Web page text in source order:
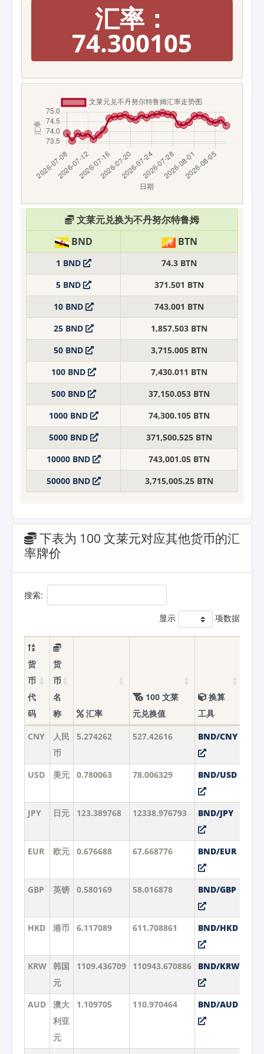
汇率：
74.300105
文莱元兑换为不丹努尔特鲁姆
BND
BTN
1 BND
74.3 BTN
5 BND
371.501 BTN
10 BND
743.001 BTN
25 BND
1,857.503 BTN
50 BND
3,715.005 BTN
100 BND
7,430.011 BTN
500 BND
37,150.053 BTN
1000 BND
74,300.105 BTN
5000 BND
371,500.525 BTN
10000 BND
743,001.05 BTN
50000 BND
3,715,005.25 BTN
下表为 100 文莱元对应其他货币的汇
率牌价
搜索:
显示 项数据
货
币
代
码
货
币
名
称
汇率
100 文莱
元兑换值
换算
工具
CNY
人民
币
5.274262 527.42616 BND/CNY
USD 美元 0.780063 78.006329 BND/USD
JPY 日元 123.389768 12338.976793 BND/JPY
EUR 欧元 0.676688 67.668776 BND/EUR
GBP 英镑 0.580169 58.016878 BND/GBP
HKD 港币 6.117089 611.708861 BND/HKD
KRW 韩国
元
1109.436709 110943.670886 BND/KRW
AUD
澳大
利亚
元
1.109705 110.970464 BND/AUD